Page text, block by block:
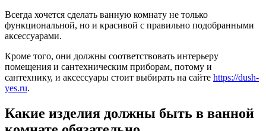
Всегда хочется сделать ванную комнату не только
функциональной, но и красивой с правильно подобранными
аксессуарами.
Кроме того, они должны соответствовать интерьеру
помещения и сантехническим приборам, потому и
сантехнику, и аксессуары стоит выбирать на сайте https://dush-
yes.ru.
Какие изделия должны быть в ванной